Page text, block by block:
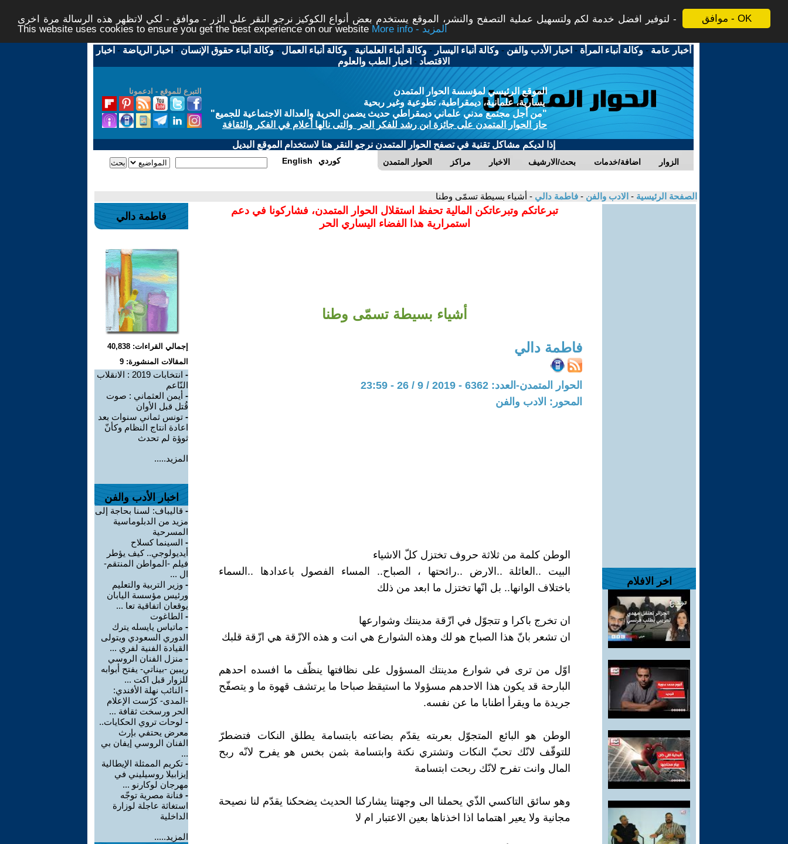
موافق - OK
لتوفير افضل خدمة لكم ولتسهيل عملية التصفح والنشر، الموقع يستخدم بعض أنواع الكوكيز نرجو النقر على الزر - موافق - لكي لاتظهر هذه الرسالة مرة اخرى -
This website uses cookies to ensure you get the best experience on our website
More info - المزيد
أخبار عامة -وكالة أنباء المرأة - اخبار الأدب والفن -وكالة أنباء اليسار -وكالة أنباء العلمانية -وكالة أنباء العمال -وكالة أنباء حقوق الإنسان - اخبار الرياضة - اخبار
الاقتصاد - اخبار الطب والعلوم
التبرع للموقع - ادعمونا
الموقع الرئيسي لمؤسسة الحوار المتمدن
يسارية، علمانية، ديمقراطية، تطوعية وغير ربحية
"من أجل مجتمع مدني علماني ديمقراطي حديث يضمن الحرية والعدالة الاجتماعية للجميع"
حاز الحوار المتمدن على جائزة ابن رشد للفكر الحر والتى نالها أعلام في الفكر والثقافة
إذا لديكم مشاكل تقنية في تصفح الحوار المتمدن نرجو النقر هنا لاستخدام الموقع البديل
الحوار المتمدن مراكز الاخبار بحث/الارشيف اضافة/خدمات الزوار English كوردي
الصفحة الرئيسية - الادب والفن - فاطمة دالي - أشياء بسيطة تسمّى وطنا
اخر الافلام
تبرعاتكم وتبرعاتكن المالية تحفظ استقلال الحوار المتمدن، فشاركونا في دعم
استمرارية هذا الفضاء اليساري الحر
أشياء بسيطة تسمّى وطنا
فاطمة دالي
الحوار المتمدن-العدد: 6362 - 2019 / 9 / 26 - 23:59
المحور: الادب والفن
الوطن كلمة من ثلاثة حروف تختزل كلّ الاشياء
البيت ..العائلة ..الارض ..رائحتها ، الصباح.. المساء الفصول باعدادها ..السماء
باختلاف الوانها.. بل انّها تختزل ما ابعد من ذلك
ان تخرج باكرا و تتجوّل في ازّقة مدينتك وشوارعها
ان تشعر بانّ هذا الصباح هو لك وهذه الشوارع هي انت و هذه الازّقة هي ازّقة قلبك
اوّل من ترى في شوارع مدينتك المسؤول على نظافتها ينظّف ما افسده احدهم
البارحة قد يكون هذا الاحدهم مسؤولا ما استيقظ صباحا ما يرتشف قهوة ما و يتصفّح
جريدة ما ويقرأ اطنابا ما عن نفسه.
الوطن هو البائع المتجوّل بعربته يقدّم بضاعته بابتسامة يطلق النكات فتضطرّ
للتوقّف لانّك تحبّ النكات وتشتري نكتة وابتسامة بثمن بخس هو يفرح لانّه ربح
المال وانت تفرح لانّك ربحت ابتسامة
وهو سائق التاكسي الذّي يحملنا الى وجهتنا يشاركنا الحديث يضحكنا يقدّم لنا نصيحة
مجانية ولا يعير اهتماما اذا اخذناها بعين الاعتبار ام لا
فاطمة دالي
إجمالي القراءات: 40,838
المقالات المنشورة: 9
-
انتخابات 2019 : الانقلاب
النّاعم
- أيمن العثماني : صوت
قُتل قبل الأوان
- تونس ثماني سنوات بعد
اعادة انتاج النظام وكأنّ
ثوؤة لم تحدث
المزيد.....
اخبار الأدب والفن
- قاليباف: لسنا بحاجة إلى
مزيد من الدبلوماسية
المسرحية
- السينما كسلاح
أيديولوجي.. كيف يؤطر
فيلم -المواطن المنتقم-
ال ...
- وزير التربية والتعليم
ورئيس مؤسسة اليابان
يوقعان اتفاقية تعا ...
- الطاغوت
- ماتياس يايسله يترك
الدوري السعودي ويتولى
القيادة الفنية لفري ...
- منزل الفنان الروسي
ريبين -بيناتي- يفتح أبوابه
للزوار قبل اكت ...
- النائب نهلة الأفندي:
-المدى- كرّست الإعلام
الحر ورسخت ثقافة ...
- لوحات تروي الحكايات..
معرض يحتفي بإرث
الفنان الروسي إيفان بي
...
- تكريم الممثلة الإيطالية
إيزابيلا روسيليني في
مهرجان لوكارنو ...
- فنانة مصرية توجّه
استغاثة عاجلة لوزارة
الداخلية
المزيد.....